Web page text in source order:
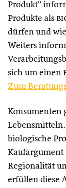
Produkt“
Produkte als
dürfen und
Weiters
sich um einen
Zum
Konsumenten
biologische
Kaufargument
Regionalität
erfüllen diese